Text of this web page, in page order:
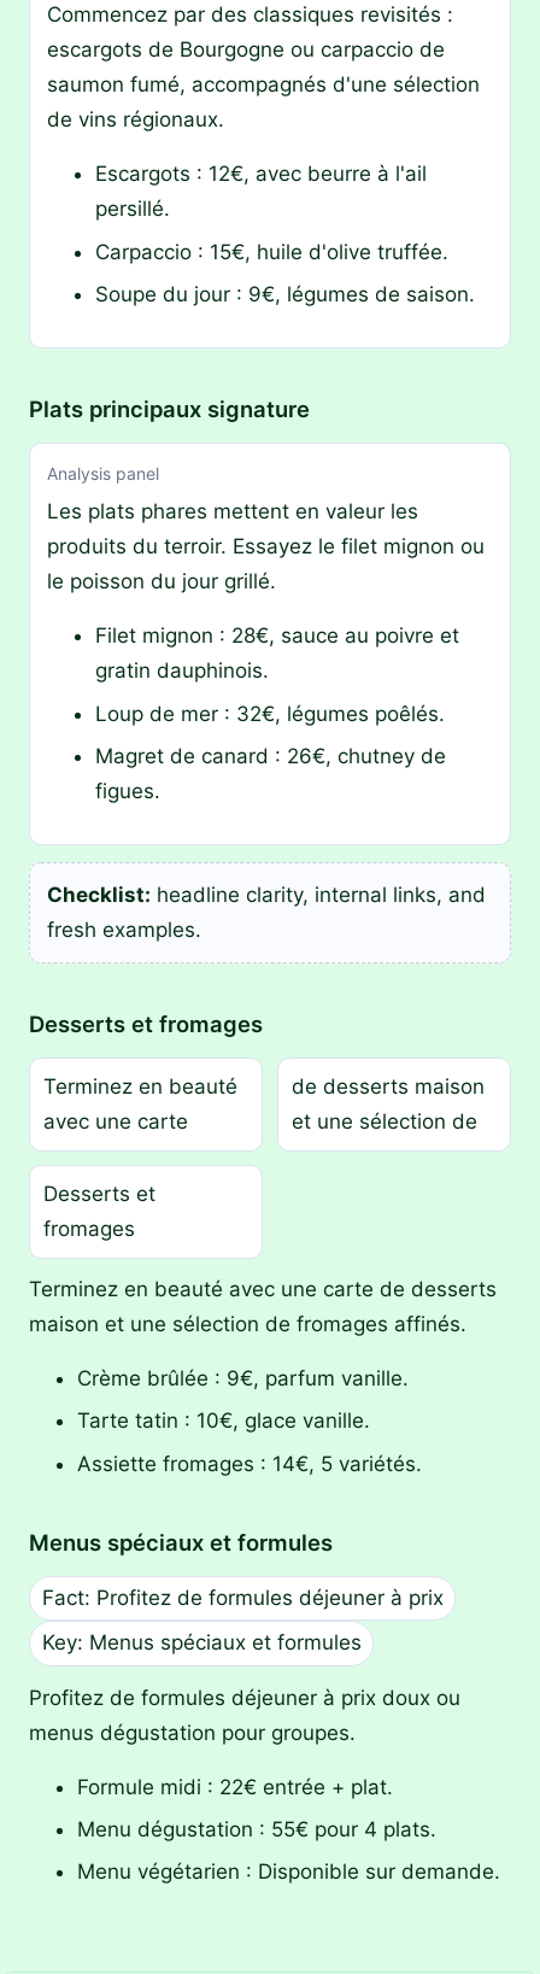
Commencez par des classiques revisités :
escargots de Bourgogne ou carpaccio de
saumon fumé, accompagnés d'une sélection
de vins régionaux.
Escargots : 12€, avec beurre à l'ail
persillé.
Carpaccio : 15€, huile d'olive truffée.
Soupe du jour : 9€, légumes de saison.
Plats principaux signature
Analysis panel
Les plats phares mettent en valeur les
produits du terroir. Essayez le filet mignon ou
le poisson du jour grillé.
Filet mignon : 28€, sauce au poivre et
gratin dauphinois.
Loup de mer : 32€, légumes poêlés.
Magret de canard : 26€, chutney de
figues.
Checklist: headline clarity, internal links, and
fresh examples.
Desserts et fromages
Terminez en beauté
avec une carte
de desserts maison
et une sélection de
Desserts et
fromages
Terminez en beauté avec une carte de desserts
maison et une sélection de fromages affinés.
Crème brûlée : 9€, parfum vanille.
Tarte tatin : 10€, glace vanille.
Assiette fromages : 14€, 5 variétés.
Menus spéciaux et formules
Fact: Profitez de formules déjeuner à prix
Key: Menus spéciaux et formules
Profitez de formules déjeuner à prix doux ou
menus dégustation pour groupes.
Formule midi : 22€ entrée + plat.
Menu dégustation : 55€ pour 4 plats.
Menu végétarien : Disponible sur demande.